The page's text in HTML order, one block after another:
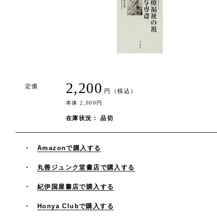
定価 2,200 円（税込）
本体 2,000円
在庫状況： 品切
Amazonで購入する
丸善ジュンク堂書店で購入する
紀伊国屋書店で購入する
Honya Clubで購入する